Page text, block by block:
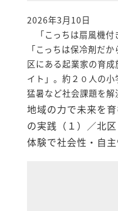
地域の力で未来を
の実践（１）／北
体験で社会性・自
「こっちは扇風機付
「こっちは保冷剤だ
区にある起業家の育
イト」。約２０人の
猛暑など社会課題を
投稿日
2026年3月10日